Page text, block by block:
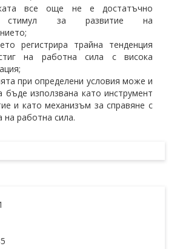
все още не е достатъчно
за развитие на
регистрира трайна тенденция
на работна сила с висока
при определени условия може и
бъде използвана като инструмент
и като механизъм за справяне с
на работна сила.